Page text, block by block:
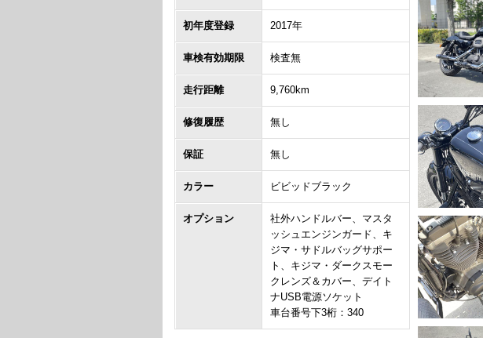
初年度登録 2017年
車検有効期限 検査無
走行距離 9,760km
修復履歴 無し
保証 無し
カラー ビビッドブラック
オプション
社外ハンドルバー、マスタ
ッシュエンジンガード、キ
ジマ・サドルバッグサポー
ト、キジマ・ダークスモー
クレンズ＆カバー、デイト
ナUSB電源ソケット
車台番号下3桁：340